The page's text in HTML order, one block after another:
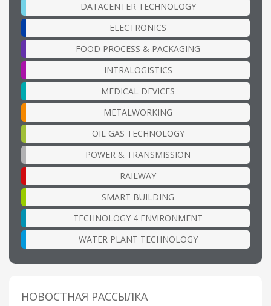
DATACENTER TECHNOLOGY
ELECTRONICS
FOOD PROCESS & PACKAGING
INTRALOGISTICS
MEDICAL DEVICES
METALWORKING
OIL GAS TECHNOLOGY
POWER & TRANSMISSION
RAILWAY
SMART BUILDING
TECHNOLOGY 4 ENVIRONMENT
WATER PLANT TECHNOLOGY
НОВОСТНАЯ РАССЫЛКА